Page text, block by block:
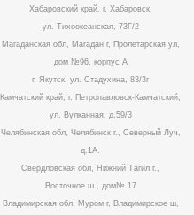
Хабаровский край, г. Хабаровск,
ул. Тихоокеанская, 73Г/2
Магаданская обл, Магадан г, Пролетарская ул,
дом №96, корпус А
г. Якутск, ул. Стадухина, 83/3г
Камчатский край, г. Петропавловск-Камчатский,
ул. Вулканная, д.59/3
Челябинская обл, Челябинск г., Северный Луч,
д.1А.
Свердловская обл, Нижний Тагил г.,
Восточное ш., дом№ 17
Владимирская обл, Муром г, Владимирское ш,